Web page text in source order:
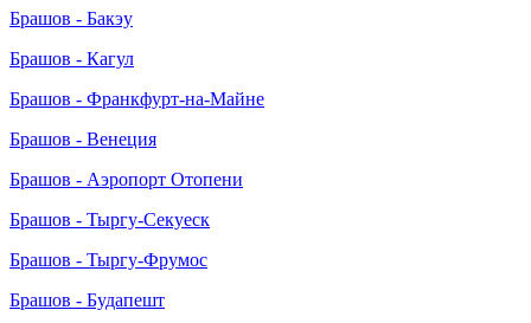
Брашов - Бакэу
Брашов - Кагул
Брашов - Франкфурт-на-Майне
Брашов - Венеция
Брашов - Аэропорт Отопени
Брашов - Тыргу-Секуеск
Брашов - Тыргу-Фрумос
Брашов - Будапешт